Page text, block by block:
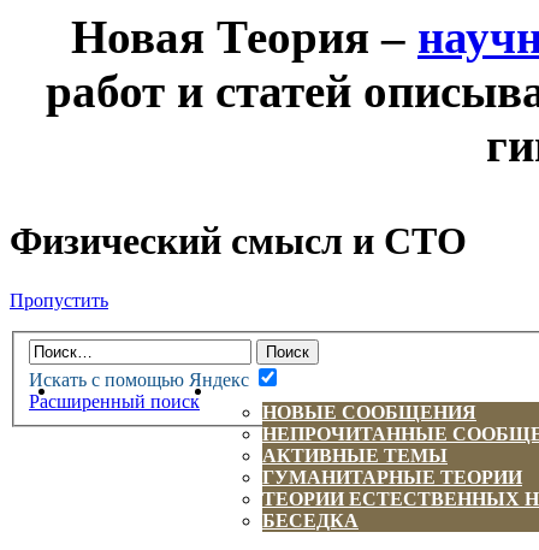
Новая Теория –
работ и статей
Физический смысл и СТО
Пропустить
Искать с помощью Яндекс
Расширенный поиск
НОВАЯ ТЕОРИЯФОРУМ
НОВЫЕ СООБЩЕНИЯ
НЕПРОЧИТАННЫЕ
АКТИВНЫЕ ТЕМЫ
ГУМАНИТАРНЫЕ ТЕОРИИ
ТЕОРИИ ЕСТЕСТВЕННЫХ
БЕСЕДКА